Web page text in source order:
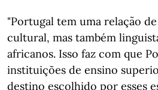
"Portugal tem uma relação
cultural, mas também
africanos. Isso faz com que
instituições de ensino
destino escolhido por esses